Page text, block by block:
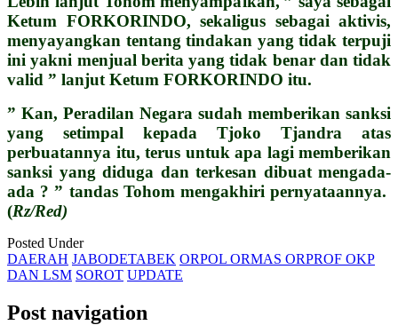
Ketum FORKORINDO, sekaligus sebagai aktivis,
menyayangkan tentang tindakan yang tidak terpuji
ini yakni menjual berita yang tidak benar dan tidak
valid ” lanjut Ketum FORKORINDO itu.
” Kan, Peradilan Negara sudah memberikan sanksi
yang setimpal kepada Tjoko Tjandra atas
perbuatannya itu, terus untuk apa lagi memberikan
sanksi yang diduga dan terkesan dibuat mengada-
ada ? ” tandas Tohom mengakhiri pernyataannya.
(Rz/Red)
Posted Under
DAERAH JABODETABEK ORPOL ORMAS ORPROF OKP
DAN LSM SOROT UPDATE
Post navigation